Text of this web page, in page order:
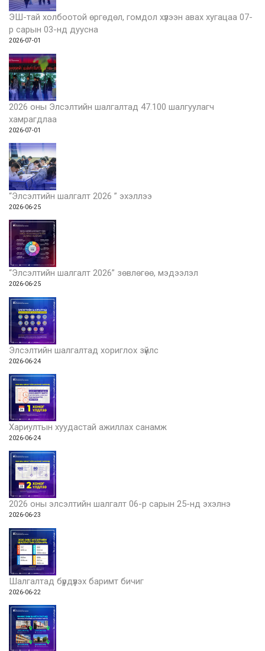
ЭШ-тай холбоотой өргөдөл, гомдол хүлээн авах хугацаа 07-
р сарын 03-нд дуусна
2026-07-01
2026 оны Элсэлтийн шалгалтад 47.100 шалгуулагч
хамрагдлаа
2026-07-01
“Элсэлтийн шалгалт 2026 ” эхэллээ
2026-06-25
“Элсэлтийн шалгалт 2026” зөвлөгөө, мэдээлэл
2026-06-25
Элсэлтийн шалгалтад хориглох зүйлс
2026-06-24
Хариултын хуудастай ажиллах санамж
2026-06-24
2026 оны элсэлтийн шалгалт 06-р сарын 25-нд эхэлнэ
2026-06-23
Шалгалтад бүрдүүлэх баримт бичиг
2026-06-22